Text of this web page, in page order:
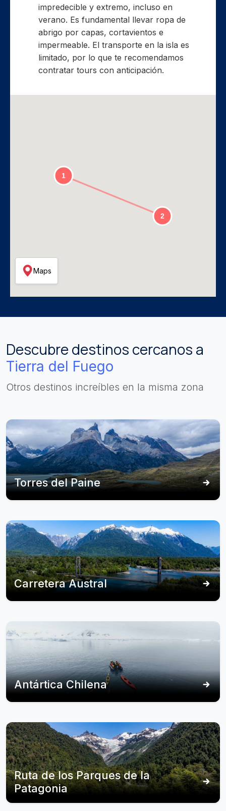
Maps
impredecible y extremo, incluso en
verano. Es fundamental llevar ropa de
abrigo por capas, cortavientos e
impermeable. El transporte en la isla es
limitado, por lo que te recomendamos
contratar tours con anticipación.
Descubre destinos cercanos a
Tierra del Fuego
Otros destinos increíbles en la misma zona
Torres del Paine
Carretera Austral
Antártica Chilena
Ruta de los Parques de la
Patagonia